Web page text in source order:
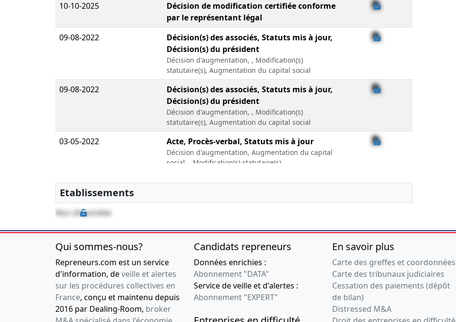
10-10-2025
Décision de modification certifiée conforme
par le représentant légal
09-08-2022
Décision(s) des associés, Statuts mis à jour,
Décision(s) du président
Décision d'augmentation, , Modification(s)
statutaire(s), Augmentation du capital social
09-08-2022
Décision(s) des associés, Statuts mis à jour,
Décision(s) du président
Décision d'augmentation, , Modification(s)
statutaire(s), Augmentation du capital social
03-05-2022 Acte, Procès-verbal, Statuts mis à jour
Décision d'augmentation, Augmentation du capital
social, , Modification(s) statutaire(s)
18-05-2017 Statuts constitutifs, Certificat
30-11--0001
30-11--0001
PV ayant décidé et constaté la modification
enregistrée, certifié conforme par le
30-11--0001
PV ayant décidé et constaté la modification
enregistrée, certifié conforme par le
représentant légal
30-11--0001
PV ayant décidé et constaté la modification
Etablissements
Non disponible
Qui sommes-nous?
Repreneurs.com est un service
d'information, deveille et alertes
sur les procédures collectives en
France, conçu et maintenu depuis
2016 par Dealing-Room, broker
Candidats repreneurs
Données enrichies :
Abonnement "DATA"
Service de veille et d'alertes :
Abonnement "EXPERT"
En savoir plus
Carte des greffes et coordonnées
Carte des tribunaux judiciaires
Cessation des paiements (dépôt
de bilan)
Distressed M&A